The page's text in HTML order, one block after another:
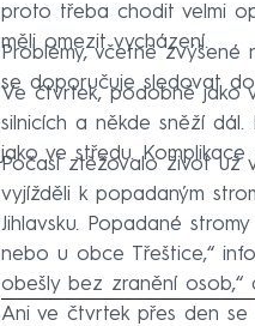
proto třeba chodit velmi
měli omezit vycházení.
Problémy, včetně zvýšené
se doporučuje sledovat
Ve čtvrtek, podobně jako
silnicích a někde sněží
jako ve středu.
Počasí ztěžovalo život už
vyjížděli k popadaným
Jihlavsku. Popadané
nebo u obce Třeštice,“
obešly bez zranění osob,“
Ani ve čtvrtek přes den se